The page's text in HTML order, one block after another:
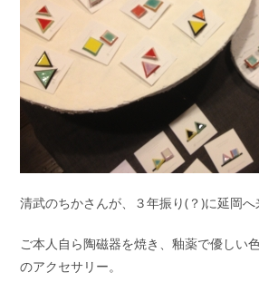
清武のちかさんが、３年振り(？)に延岡へ
ご本人自ら陶磁器を焼き、釉薬で優しい
のアクセサリー。